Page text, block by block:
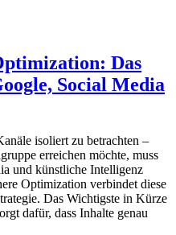
Das
Social Media
isoliert zu betrachten –
erreichen möchte, muss
und künstliche Intelligenz
Optimization verbindet diese
Das Wichtigste in Kürze
dafür, dass Inhalte genau